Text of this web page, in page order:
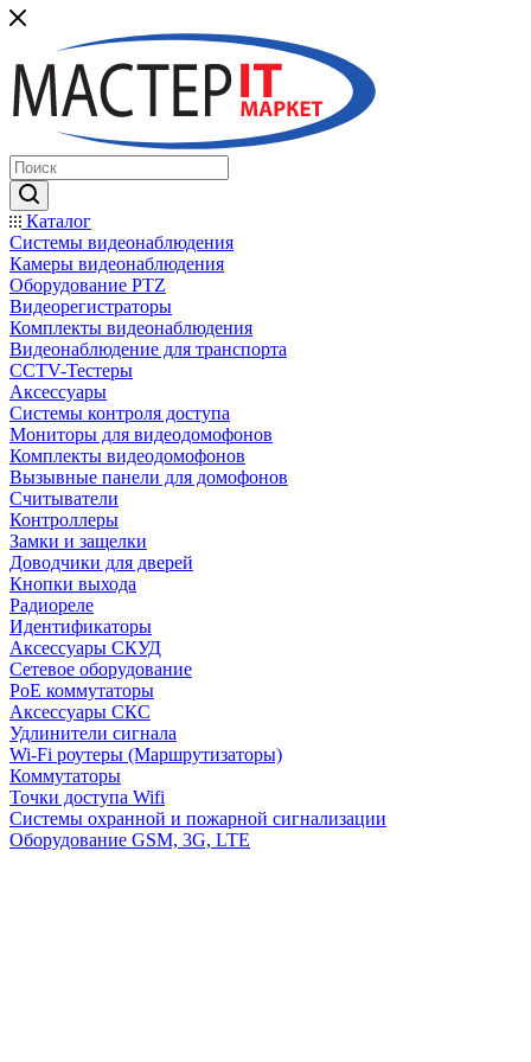
Каталог
Системы видеонаблюдения
Камеры видеонаблюдения
Оборудование PTZ
Видеорегистраторы
Комплекты видеонаблюдения
Видеонаблюдение для транспорта
CCTV-Тестеры
Аксессуары
Системы контроля доступа
Мониторы для видеодомофонов
Комплекты видеодомофонов
Вызывные панели для домофонов
Считыватели
Контроллеры
Замки и защелки
Доводчики для дверей
Кнопки выхода
Радиореле
Идентификаторы
Аксессуары СКУД
Сетевое оборудование
PoE коммутаторы
Аксессуары СКС
Удлинители сигнала
Wi-Fi роутеры (Маршрутизаторы)
Коммутаторы
Точки доступа Wifi
Системы охранной и пожарной сигнализации
Оборудование GSM, 3G, LTE